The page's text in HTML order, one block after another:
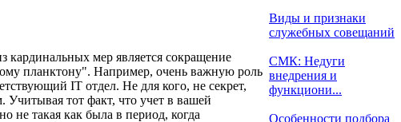
кардинальных мер является сокращение
планктону". Например, очень важную роль
IT отдел. Не для кого, не секрет,
Учитывая тот факт, что учет в вашей
не такая как была в период, когда
Виды и признаки
служебных совещаний
СМК: Недуги
внедрения и
функциони...
Особенности подбора